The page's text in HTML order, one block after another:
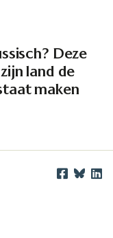
Deze
land de
maken